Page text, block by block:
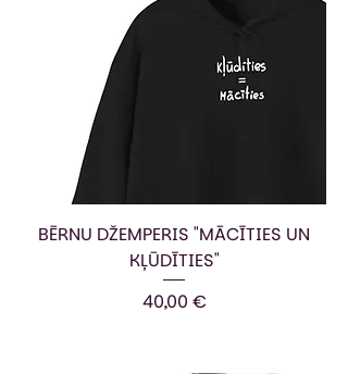
BĒRNU DŽEMPERIS "MĀCĪTIES UN
KĻŪDĪTIES"
Cena
40,00 €